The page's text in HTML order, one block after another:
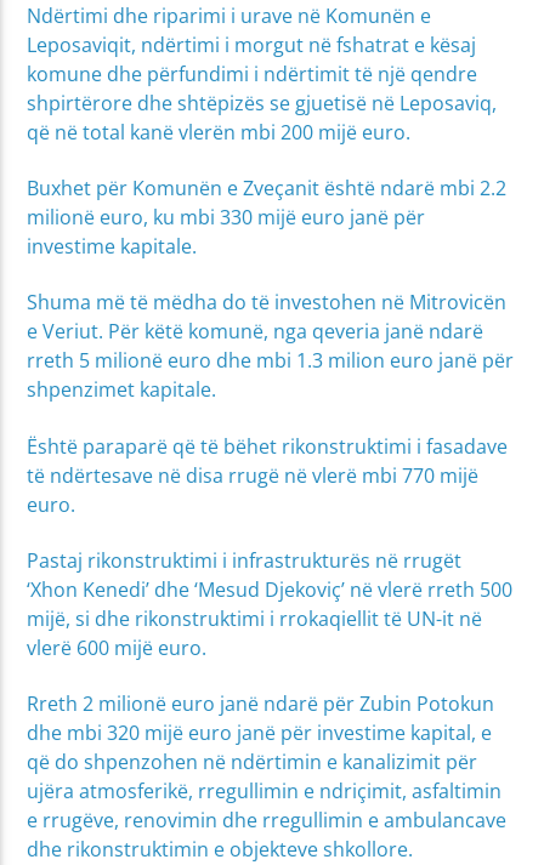
Ndërtimi dhe riparimi i urave në Komunën e
Leposaviqit, ndërtimi i morgut në fshatrat e kësaj
komune dhe përfundimi i ndërtimit të një qendre
shpirtërore dhe shtëpizës se gjuetisë në Leposaviq,
që në total kanë vlerën mbi 200 mijë euro.
Buxhet për Komunën e Zveçanit është ndarë mbi 2.2
milionë euro, ku mbi 330 mijë euro janë për
investime kapitale.
Shuma më të mëdha do të investohen në Mitrovicën
e Veriut. Për këtë komunë, nga qeveria janë ndarë
rreth 5 milionë euro dhe mbi 1.3 milion euro janë për
shpenzimet kapitale.
Është paraparë që të bëhet rikonstruktimi i fasadave
të ndërtesave në disa rrugë në vlerë mbi 770 mijë
euro.
Pastaj rikonstruktimi i infrastrukturës në rrugët
‘Xhon Kenedi’ dhe ‘Mesud Djekoviç’ në vlerë rreth 500
mijë, si dhe rikonstruktimi i rrokaqiellit të UN-it në
vlerë 600 mijë euro.
Rreth 2 milionë euro janë ndarë për Zubin Potokun
dhe mbi 320 mijë euro janë për investime kapital, e
që do shpenzohen në ndërtimin e kanalizimit për
ujëra atmosferikë, rregullimin e ndriçimit, asfaltimin
e rrugëve, renovimin dhe rregullimin e ambulancave
dhe rikonstruktimin e objekteve shkollore.